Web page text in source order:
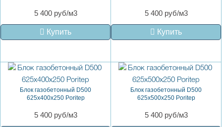
5 400 руб/м3
Купить
5 400 руб/м3
Купить
Блок газобетонный D500
625х400х250 Poritep
5 400 руб/м3
Блок газобетонный D500
625х500х250 Poritep
5 400 руб/м3